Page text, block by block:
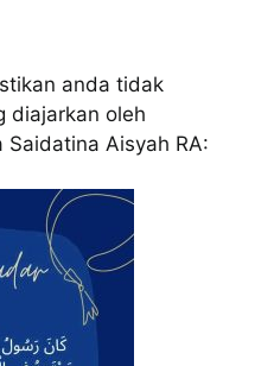
anda tidak
diajarkan oleh
Saidatina Aisyah RA: